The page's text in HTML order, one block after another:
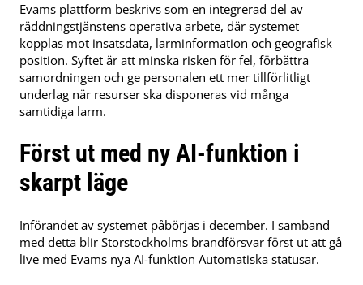
Evams plattform beskrivs som en integrerad del av
räddningstjänstens operativa arbete, där systemet
kopplas mot insatsdata, larminformation och geografisk
position. Syftet är att minska risken för fel, förbättra
samordningen och ge personalen ett mer tillförlitligt
underlag när resurser ska disponeras vid många
samtidiga larm.
Först ut med ny AI-funktion i
skarpt läge
Införandet av systemet påbörjas i december. I samband
med detta blir Storstockholms brandförsvar först ut att gå
live med Evams nya AI-funktion Automatiska statusar.